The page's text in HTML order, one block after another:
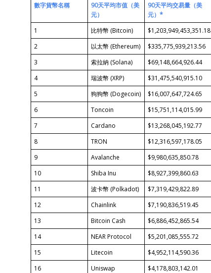
數字貨幣名稱 90天平均市值 （美
元）
90天平均交易量 （美
元） *
1 比特幣 (Bitcoin) $1,203,949,453,351.18
2
以太幣 (Ethereum) $335,775,939,213.56
3
索拉納 (Solana) $69,148,664,926.44
4
瑞波幣 (XRP) $31,475,540,915.10
5
狗狗幣 (Dogecoin) $16,007,647,724.65
6
Toncoin $15,751,114,015.99
7
Cardano $13,268,045,192.77
8
TRON $12,316,597,178.05
9
Avalanche $9,980,635,850.78
10
Shiba Inu $8,927,399,860.63
11
波卡幣 (Polkadot) $7,319,429,822.89
12
Chainlink $7,190,836,519.45
13
Bitcoin Cash $6,886,452,865.54
14
NEAR Protocol $5,201,085,555.72
15
Litecoin $4,952,114,590.36
16
Uniswap $4,178,803,142.01